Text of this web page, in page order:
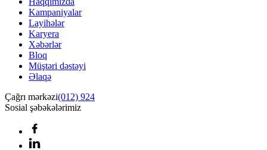
Kampaniyalar
Layihələr
Karyera
Xəbərlər
Bloq
Müştəri dəstəyi
Əlaqə
Çağrı mərkəzi(012) 924
Sosial şəbəkələrimiz